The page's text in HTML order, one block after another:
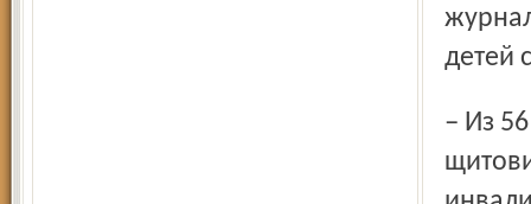
детей
– Из 56 учеников у 24 отмечен зоб, то есть заболевание